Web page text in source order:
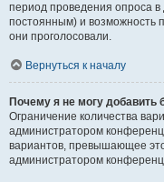
период проведения опроса в
постоянным) и возможность
они проголосовали.
Вернуться к началу
Почему я не могу добавить
Ограничение количества
администратором
вариантов, превышающее
администратором